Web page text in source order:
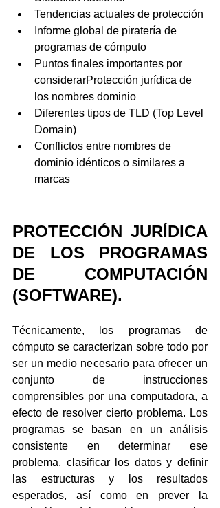
Tendencias actuales de protección
Informe global de piratería de
programas de cómputo
Puntos finales importantes por
considerarProtección jurídica de
los nombres dominio
Diferentes tipos de TLD (Top Level
Domain)
Conflictos entre nombres de
dominio idénticos o similares a
marcas
PROTECCIÓN JURÍDICA
DE LOS PROGRAMAS
DE COMPUTACIÓN
(SOFTWARE).
Técnicamente, los programas de
cómputo se caracterizan sobre todo por
ser un medio necesario para ofrecer un
conjunto de instrucciones
comprensibles por una computadora, a
efecto de resolver cierto problema. Los
programas se basan en un análisis
consistente en determinar ese
problema, clasificar los datos y definir
las estructuras y los resultados
esperados, así como en prever la